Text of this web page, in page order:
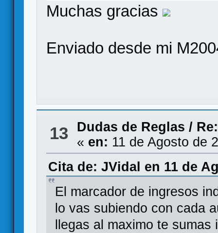
Muchas gracias
Enviado desde mi
13 Dudas de Reglas /
« en: 11 de Agosto de
Cita de: JVidal en 11 de
El marcador de ingresos
lo vas subiendo con cada
llegas al maximo te